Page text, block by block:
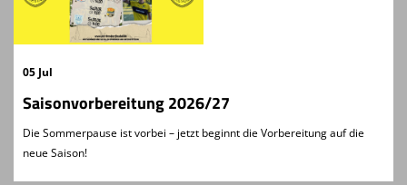
05 Jul
Saisonvorbereitung 2026/27
Die Sommerpause ist vorbei – jetzt beginnt die Vorbereitung auf die
neue Saison!